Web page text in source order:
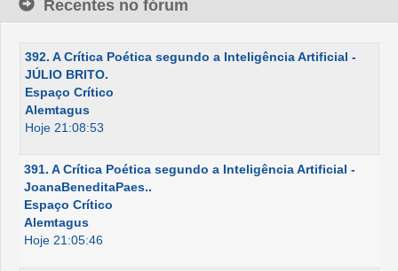
Recentes no fórum
392. A Crítica Poética segundo a Inteligência Artificial -
JÚLIO BRITO.
Espaço Crítico
Alemtagus
Hoje 21:08:53
391. A Crítica Poética segundo a Inteligência Artificial -
JoanaBeneditaPaes..
Espaço Crítico
Alemtagus
Hoje 21:05:46